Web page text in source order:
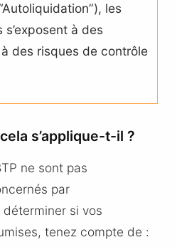
les
à des
des risques de contrôle
s’applique-t-il ?
ne sont pas
par
déterminer si vos
tenez compte de :